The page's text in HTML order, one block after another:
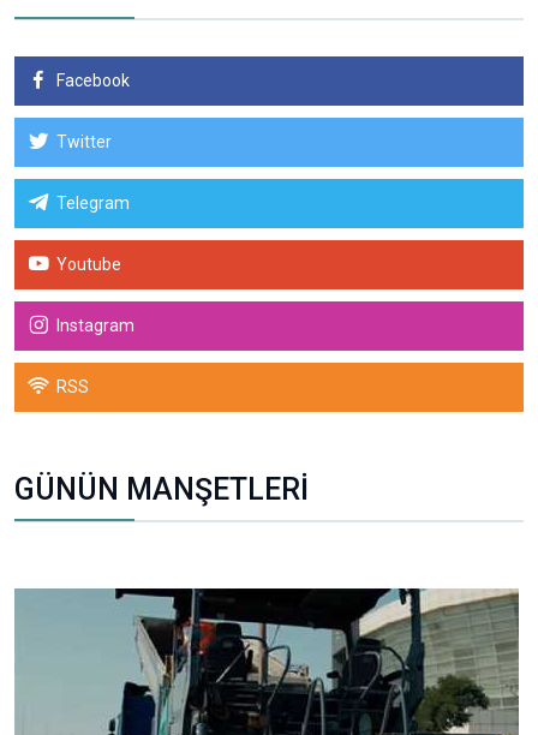
Facebook
Twitter
Telegram
Youtube
Instagram
RSS
GÜNÜN MANŞETLERİ